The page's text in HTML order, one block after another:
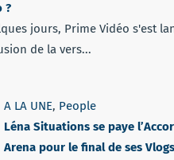
?
jours, Prime Vidéo s'est
de la vers...
A LA UNE, People
Léna Situations se paye l’Accor
Arena pour le final de ses Vlogs